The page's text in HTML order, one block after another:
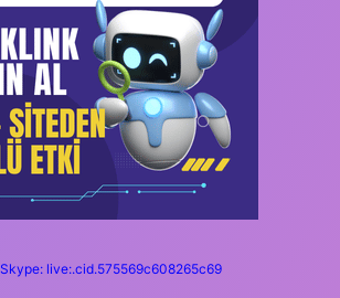
Skype: live:.cid.575569c608265c69